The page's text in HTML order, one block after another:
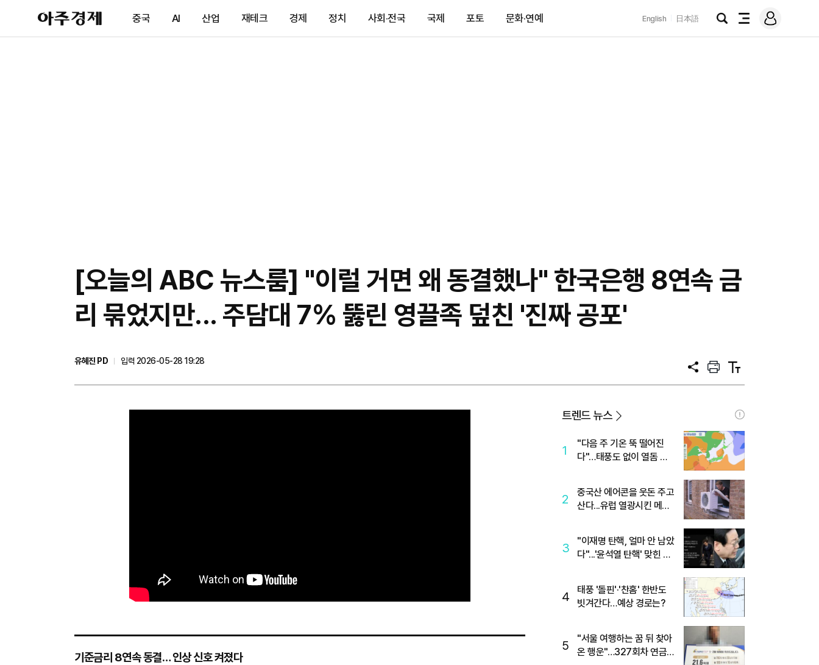
아
주
제
중국 AI 산업 재테크 경제 정치 사회·전국 국제 포토 문화·연예 English 日本語
검
전
메
그
[오늘의 ABC 뉴스룸] "이럴 거면 왜 동결했나" 한국은행 8연속 금
리 묶었지만... 주담대 7% 뚫린 영끌족 덮친 '진짜 공포'
유혜진 PD
입력 2026-05-28 19:28
공
프
트
텍
트
기준금리 8연속 동결… 인상 신호 켜졌다
트렌드 뉴스
1
"다음 주 기온 뚝 떨어진
다"…태풍도 없이 열돔 박
2
중국산 에어콘을 웃돈 주고
산다...유럽 열광시킨 메이
3
"이재명 탄핵, 얼마 안 남았
다"...'윤석열 탄핵' 맞힌 무
4
태풍 '돌핀'·'찬홈' 한반도
빗겨간다…예상 경로는?
5
"서울 여행하는 꿈 뒤 찾아
온 행운"…327회차 연금